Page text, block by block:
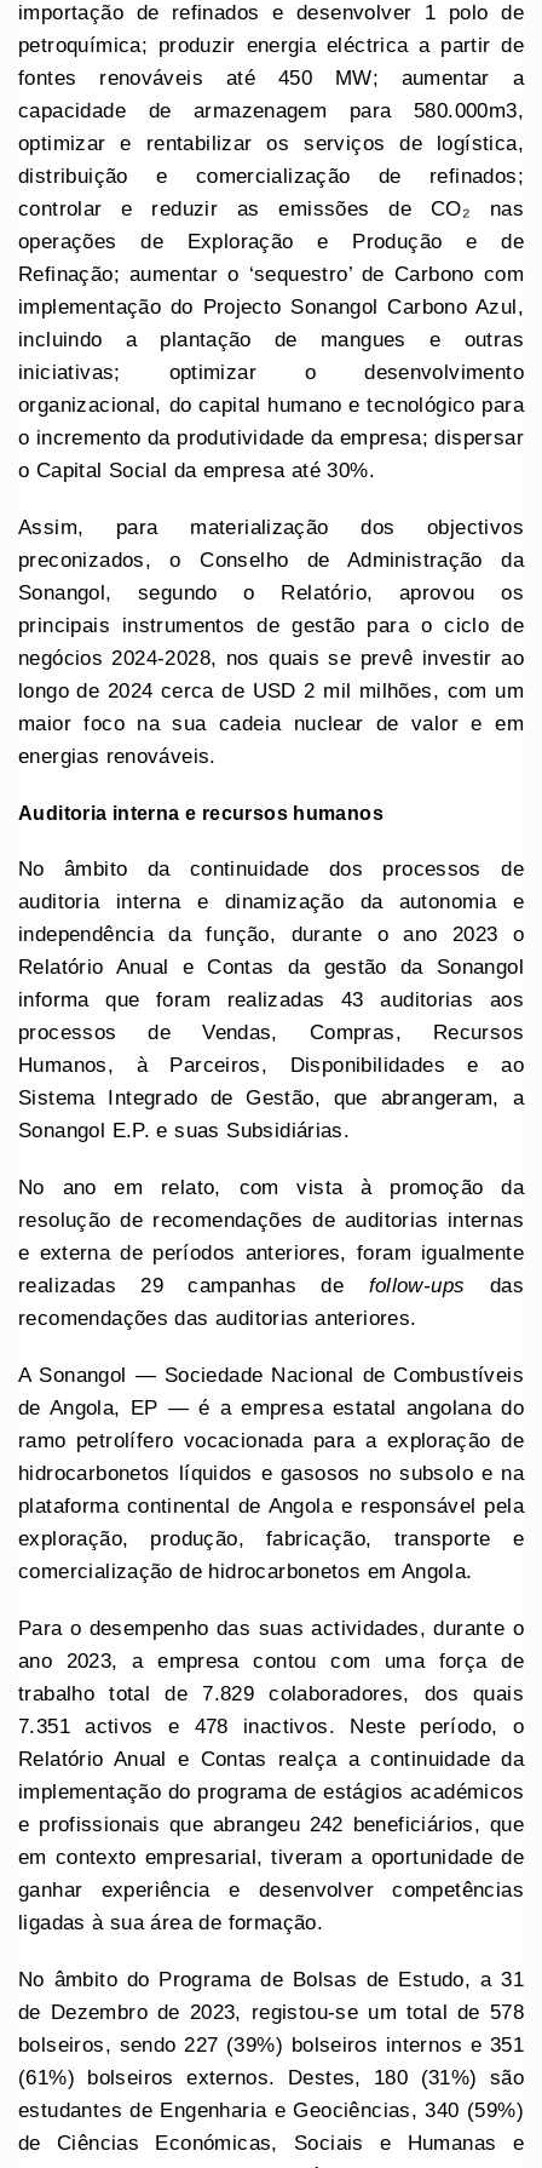
importação de refinados e desenvolver 1 polo de
petroquímica; produzir energia eléctrica a partir de
fontes renováveis até 450 MW; aumentar a
capacidade de armazenagem para 580.000m3,
optimizar e rentabilizar os serviços de logística,
distribuição e comercialização de refinados;
controlar e reduzir as emissões de CO₂ nas
operações de Exploração e Produção e de
Refinação; aumentar o ‘sequestro’ de Carbono com
implementação do Projecto Sonangol Carbono Azul,
incluindo a plantação de mangues e outras
iniciativas; optimizar o desenvolvimento
organizacional, do capital humano e tecnológico para
o incremento da produtividade da empresa; dispersar
o Capital Social da empresa até 30%.
Assim, para materialização dos objectivos
preconizados, o Conselho de Administração da
Sonangol, segundo o Relatório, aprovou os
principais instrumentos de gestão para o ciclo de
negócios 2024-2028, nos quais se prevê investir ao
longo de 2024 cerca de USD 2 mil milhões, com um
maior foco na sua cadeia nuclear de valor e em
energias renováveis.
Auditoria interna e recursos humanos
No âmbito da continuidade dos processos de
auditoria interna e dinamização da autonomia e
independência da função, durante o ano 2023 o
Relatório Anual e Contas da gestão da Sonangol
informa que foram realizadas 43 auditorias aos
processos de Vendas, Compras, Recursos
Humanos, à Parceiros, Disponibilidades e ao
Sistema Integrado de Gestão, que abrangeram, a
Sonangol E.P. e suas Subsidiárias.
No ano em relato, com vista à promoção da
resolução de recomendações de auditorias internas
e externa de períodos anteriores, foram igualmente
realizadas 29 campanhas de follow-ups das
recomendações das auditorias anteriores.
A Sonangol — Sociedade Nacional de Combustíveis
de Angola, EP — é a empresa estatal angolana do
ramo petrolífero vocacionada para a exploração de
hidrocarbonetos líquidos e gasosos no subsolo e na
plataforma continental de Angola e responsável pela
exploração, produção, fabricação, transporte e
comercialização de hidrocarbonetos em Angola.
Para o desempenho das suas actividades, durante o
ano 2023, a empresa contou com uma força de
trabalho total de 7.829 colaboradores, dos quais
7.351 activos e 478 inactivos. Neste período, o
Relatório Anual e Contas realça a continuidade da
implementação do programa de estágios académicos
e profissionais que abrangeu 242 beneficiários, que
em contexto empresarial, tiveram a oportunidade de
ganhar experiência e desenvolver competências
ligadas à sua área de formação.
No âmbito do Programa de Bolsas de Estudo, a 31
de Dezembro de 2023, registou-se um total de 578
bolseiros, sendo 227 (39%) bolseiros internos e 351
(61%) bolseiros externos. Destes, 180 (31%) são
estudantes de Engenharia e Geociências, 340 (59%)
de Ciências Económicas, Sociais e Humanas e